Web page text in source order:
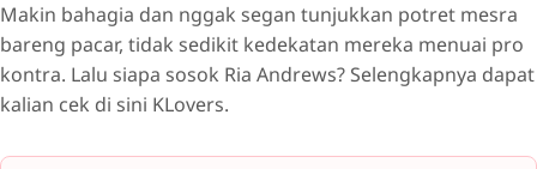
Makin bahagia dan nggak segan tunjukkan potret mesra
bareng pacar, tidak sedikit kedekatan mereka menuai pro
kontra. Lalu siapa sosok Ria Andrews? Selengkapnya dapat
kalian cek di sini KLovers.